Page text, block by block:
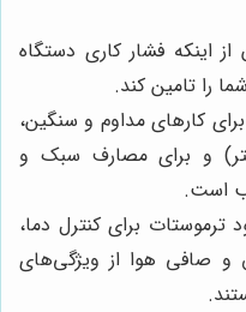
اینکه فشار کاری دستگاه
را تامین کند.
کارهای مداوم و سنگین،
بزرگ‌تر (بالای ۲۰۰ لیتر) و برای مصارف سبک و
است.
ترموستات برای کنترل دما،
و صافی هوا از ویژگی‌های